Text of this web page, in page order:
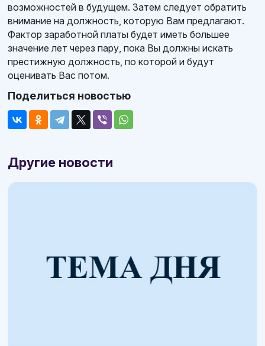
возможностей в будущем. Затем следует обратить
внимание на должность, которую Вам предлагают.
Фактор заработной платы будет иметь большее
значение лет через пару, пока Вы должны искать
престижную должность, по которой и будут
оценивать Вас потом.
Поделиться новостью
Другие новости